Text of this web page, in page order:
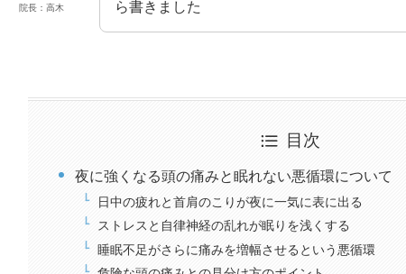
院長：高木
ら書きました
目次
夜に強くなる頭の痛みと眠れない悪循環について
日中の疲れと首肩のこりが夜に一気に表に出る
ストレスと自律神経の乱れが眠りを浅くする
睡眠不足がさらに痛みを増幅させるという悪循環